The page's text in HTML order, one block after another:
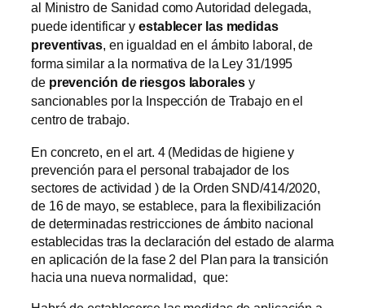
al Ministro de Sanidad como Autoridad delegada,
puede identificar yestablecer las medidas
preventivas, en igualdad en el ámbito laboral, de
forma similar a la normativa de la Ley 31/1995
de prevención de riesgos laboralesy
sancionables por la Inspección de Trabajo en el
centro de trabajo.
En concreto, en el art. 4 (Medidas de higiene y
prevención para el personal trabajador de los
sectores de actividad ) de la Orden SND/414/2020,
de 16 de mayo, se establece, para la flexibilización
de determinadas restricciones de ámbito nacional
establecidas tras la declaración del estado de alarma
en aplicación de la fase 2 del Plan para la transición
hacia una nueva normalidad, que: